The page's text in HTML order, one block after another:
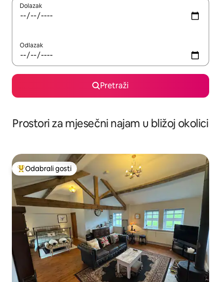
Dolazak
Odlazak
Pretraži
Prostori za mjesečni najam u bližoj okolici
Među najviše rangiranima s oznakom „Odabrali gosti”
Odabrali gosti